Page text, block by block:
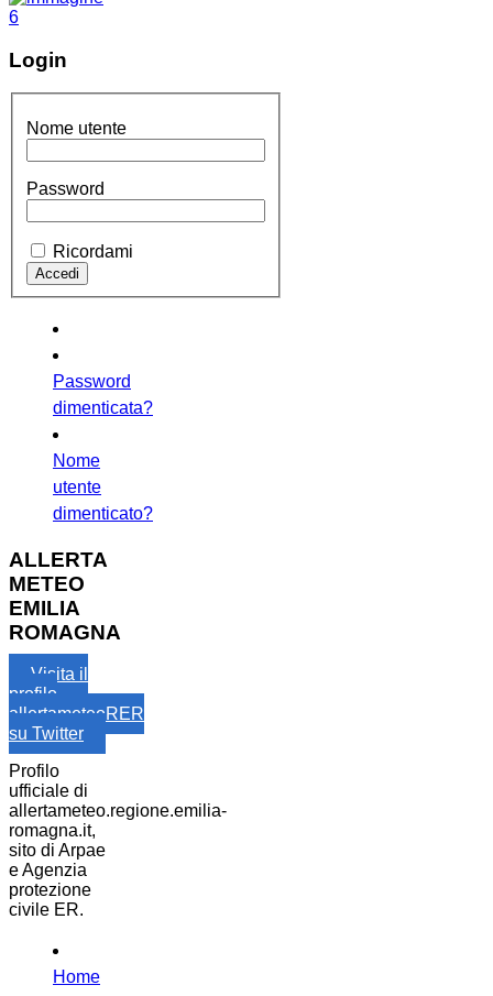
Login
Nome utente
Password
Ricordami
Password
dimenticata?
Nome
utente
dimenticato?
ALLERTA
METEO
EMILIA
ROMAGNA
Visita il
profilo
allertameteoRER
su Twitter
Profilo
ufficiale di
allertameteo.regione.emilia-
romagna.it,
sito di Arpae
e Agenzia
protezione
civile ER.
Home